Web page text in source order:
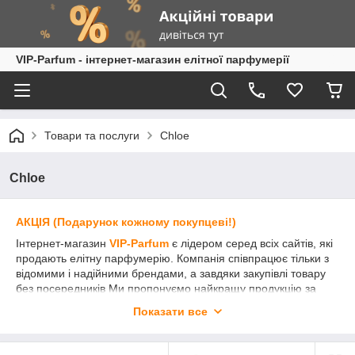
VIP-Parfum - інтернет-магазин елітної парфумерії
Товари та послуги Chloe
Chloe
АКЦІЯ (Подарунок кожному покупцеві!)
Інтернет-магазин VIP-Parfum є лідером серед всіх сайтів, які
продають елітну парфумерію. Компанія співпрацює тільки з
відомими і надійними брендами, а завдяки закупівлі товару
без посередників Ми пропонуємо найкращу продукцію за
жінки, так і чоловіки різного віку. Хороші парфуми Chloe здатні
Показати все